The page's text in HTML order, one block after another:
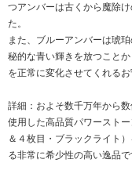
つアンバーは古くから魔除
た。
また、ブルーアンバーは琥
秘的な青い輝きを放つこと
を正常に変化させてくれる
詳細：およそ数千万年から
使用した高品質パワースト
＆４枚目・ブラックライト
る非常に希少性の高い逸品で